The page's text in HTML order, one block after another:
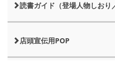
読書ガイド（登場人物しおり
店頭宣伝用POP